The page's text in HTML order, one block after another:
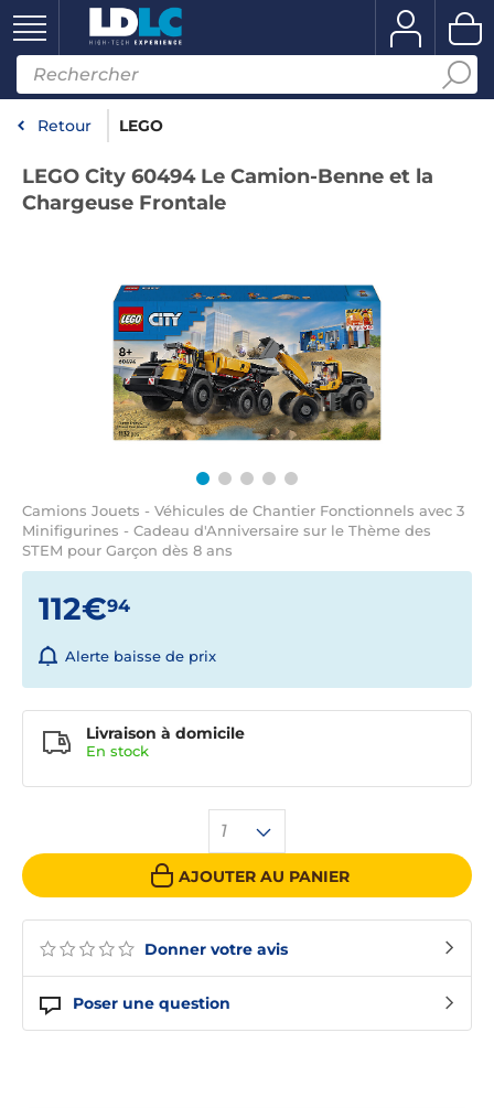
Retour LEGO
LEGO City 60494 Le Camion-Benne et la
Chargeuse Frontale
Camions Jouets - Véhicules de Chantier Fonctionnels avec 3
Minifigurines - Cadeau d'Anniversaire sur le Thème des
STEM pour Garçon dès 8 ans
Donner votre avis
Poser une question
112€94
Alerte baisse de prix
1
AJOUTER AU PANIER
Livraison à domicile
En stock